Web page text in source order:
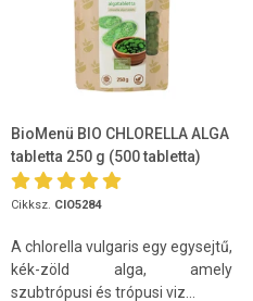
BioMenü BIO CHLORELLA ALGA
tabletta 250 g (500 tabletta)
Cikksz. CIO5284
A chlorella vulgaris egy egysejtű,
kék-zöld alga, amely
szubtrópusi és trópusi viz...